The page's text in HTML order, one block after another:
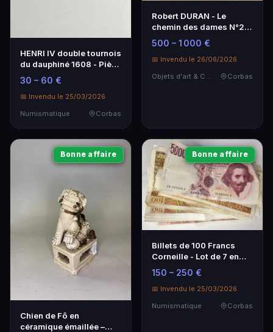
HENRI IV double tournois
du dauphiné 1608 - Pièce
de collection
numismatique
30 – 60 €
📅 Invendu le 25/03/2026
Numismatique
Corbas
Robert DURAN - Le
chemin des dames N°2 -
Huile sur panneau
500 – 1 000 €
📅 Invendu le 26/06/2026
Corbas
Bonne affaire
Chien de Fô en
céramique émaillée –
Bonne affaire
Billets de 100 Francs
Corneille - Lot de 7 en
Très Bon État
150 – 250 €
📅 Invendu le 25/03/2026
Numismatique
Corbas